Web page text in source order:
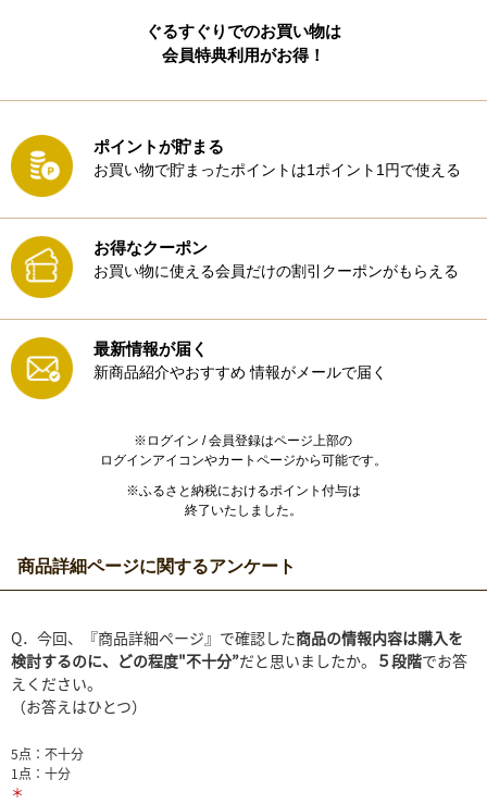
ぐるすぐりでのお買い物は
会員特典利用がお得！
ポイントが貯まる
お買い物で貯まったポイントは1ポイント1円で使える
お得なクーポン
お買い物に使える会員だけの割引クーポンがもらえる
最新情報が届く
新商品紹介やおすすめ 情報がメールで届く
※ログイン / 会員登録はページ上部の
ログインアイコンやカートページから可能です。
※ふるさと納税におけるポイント付与は
終了いたしました。
商品詳細ページに関するアンケート